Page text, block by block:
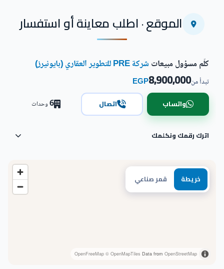
الموقع · اطلب معاينة أو استفسار
خريطة قمر صناعي
OpenFreeMap © OpenMapTiles Data from OpenStreetMap
كلّم مسؤول مبيعات شركة PRE للتطوير العقاري (بايونيرز)
تبدأ من8,900,000
EGP
واتساب اتصال 6وحدات
اترك رقمك ونكلمك